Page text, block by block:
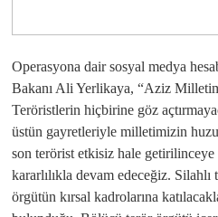
Operasyona dair sosyal medya
Bakanı Ali Yerlikaya, “Aziz
Teröristlerin hiçbirine göz
üstün gayretleriyle milletimizin
son terörist etkisiz hale
kararlılıkla devam edeceğiz️.
örgütün kırsal kadrolarına